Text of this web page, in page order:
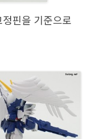
핀을 기준으로